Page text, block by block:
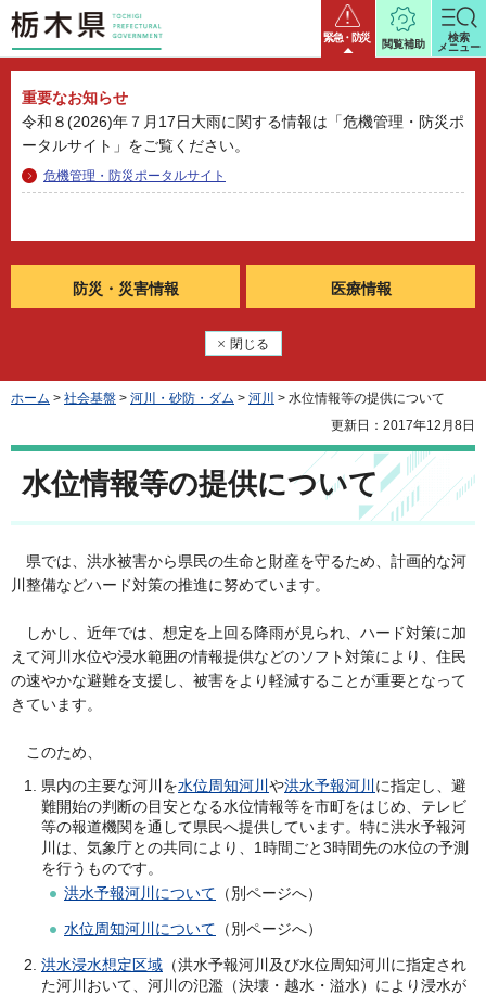
栃木県 緊急・防災
重要なお知らせ
令和８(2026)年７月17日大雨に関する情報は「危機管理・防災ポ
ータルサイト」をご覧ください。
危機管理・防災ポータルサイト
防災・ 災害情報 医療情報
閉じる
閲覧補助
検索
メニュー
ホーム > 社会基盤 > 河川・砂防・ダム > 河川 > 水位情報等の提供について
更新日：2017年12月8日
水位情報等の提供について
県では、洪水被害から県民の生命と財産を守るため、計画的な河
川整備などハード対策の推進に努めています。
しかし、近年では、想定を上回る降雨が見られ、ハード対策に加
えて河川水位や浸水範囲の情報提供などのソフト対策により
、住民
の速やかな避難を支援し、被害をより軽減することが重要となって
きています。
このため、
県内の主要な河川を水位周知河川 や洪水予報河川 に指定し、避
難開始の判断の目安となる水位情報等を市町をはじめ、テレビ
等の報道機関を通して県民へ提供しています。特に洪水予報河
川は、気象庁との共同により、1時間ごと3時間先の水位の予測
を行うものです。
洪水予報河川について （別ページへ）
水位周知河川について （別ページへ）
洪水浸水想定区域 （洪水予報河川及び水位周知河川に指定され
た河川おいて、河川の氾濫（決壊・越水・溢水）により浸水が